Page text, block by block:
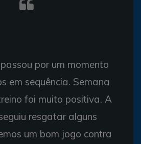
por um momento
em sequência. Semana
foi muito positiva. A
resgatar alguns
um bom jogo contra